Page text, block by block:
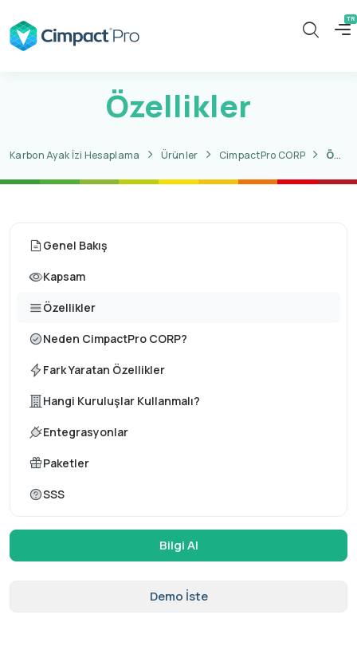
Özellikler
Karbon Ayak İzi Hesaplama Ürünler CimpactPro CORP Özellikler
Genel Bakış
Kapsam
Özellikler
Neden CimpactPro CORP?
Fark Yaratan Özellikler
Hangi Kuruluşlar Kullanmalı?
Entegrasyonlar
Paketler
SSS
Bilgi Al
Demo İste